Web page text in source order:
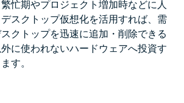
忙期やプロジェクト増加時などに人
スクトップ仮想化を活用すれば、需
クトップを迅速に追加・削除できる
に使われないハードウェアへ投資す
す。